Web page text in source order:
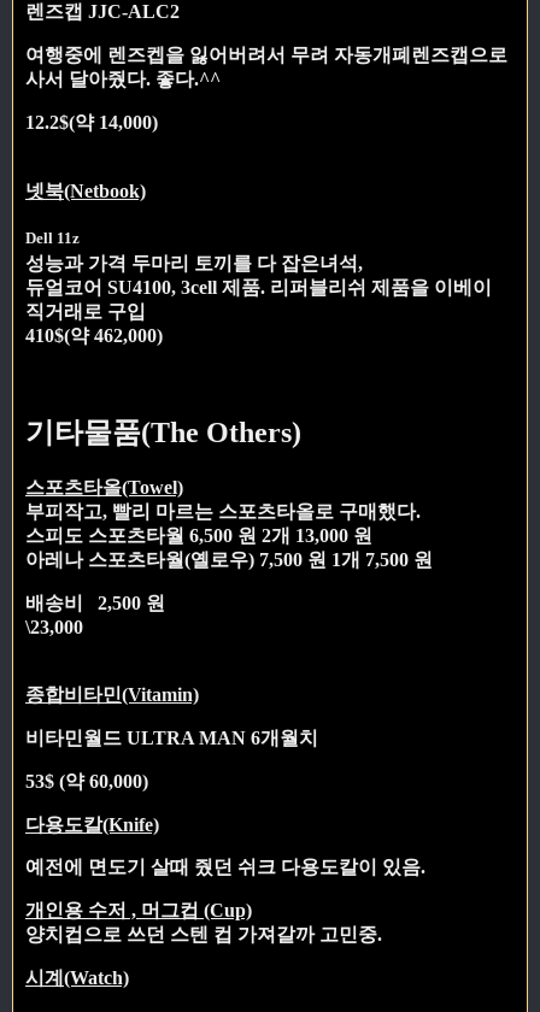
렌즈캡 JJC-ALC2
여행중에 렌즈켑을 잃어버려서 무려 자동개폐렌즈캡으로
사서 달아줬다. 좋다.^^
12.2$(약 14,000)
넷북(Netbook)
Dell 11z
성능과 가격 두마리 토끼를 다 잡은녀석,
듀얼코어 SU4100, 3cell 제품. 리퍼블리쉬 제품을 이베이
직거래로 구입
410$(약 462,000)
기타물품(The Others)
스포츠타올(Towel)
부피작고, 빨리 마르는 스포츠타올로 구매했다.
스피도 스포츠타월 6,500 원 2개 13,000 원
아레나 스포츠타월(옐로우) 7,500 원 1개 7,500 원
배송비 2,500 원
\23,000
종합비타민(Vitamin)
비타민월드 ULTRA MAN 6개월치
53$ (약 60,000)
다용도칼(Knife)
예전에 면도기 살때 줬던 쉬크 다용도칼이 있음.
개인용 수저 , 머그컵 (Cup)
양치컵으로 쓰던 스텐 컵 가져갈까 고민중.
시계(Watch)